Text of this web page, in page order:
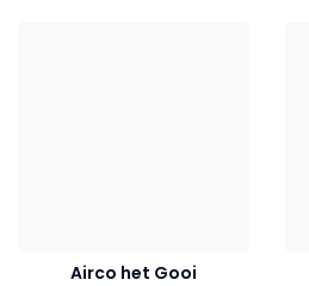
Airco het Gooi